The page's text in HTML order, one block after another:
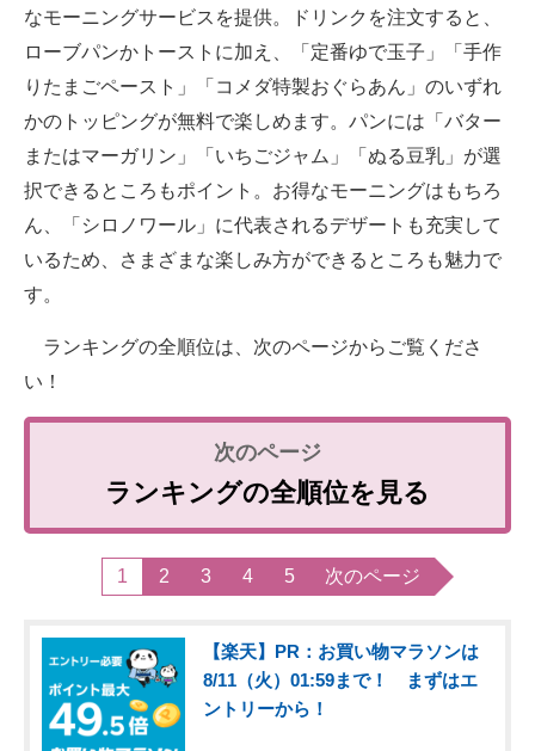
なモーニングサービスを提供。ドリンクを注文すると、
ローブパンかトーストに加え、「定番ゆで玉子」「手作
りたまごペースト」「コメダ特製おぐらあん」のいずれ
かのトッピングが無料で楽しめます。パンには「バター
またはマーガリン」「いちごジャム」「ぬる豆乳」が選
択できるところもポイント。お得なモーニングはもちろ
ん、「シロノワール」に代表されるデザートも充実して
いるため、さまざまな楽しみ方ができるところも魅力で
す。
ランキングの全順位は、次のページからご覧くださ
い！
ランキングの全順位を見る
1 2 3 4 5 次のページ
【楽天】PR：お買い物マラソンは
8/11（火）01:59まで！ まずはエ
ントリーから！